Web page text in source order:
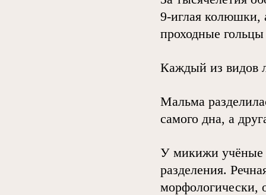
9-иглая колюшки,
проходные
Каждый из видов
Мальма
самого дна, а
У микижи учёные
разделения.
морфологически,